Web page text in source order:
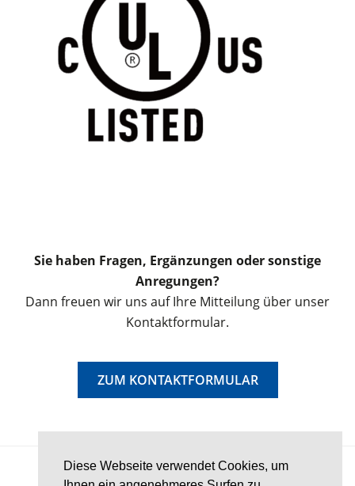
Diese Webseite verwendet Cookies, um
Sie haben Fragen, Ergänzungen oder sonstige
Anregungen?
Dann freuen wir uns auf Ihre Mitteilung über unser
Kontaktformular.
ZUM KONTAKTFORMULAR
© 2026 Schornstein-Wiki